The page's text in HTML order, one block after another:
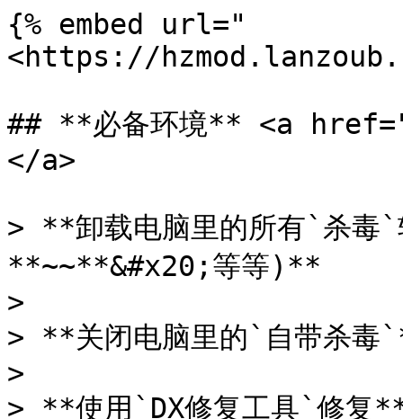
{% embed url="
<https://
## **必备环境** <a
</a>
> **卸载电脑里的所有`杀
**~~**&#x20;等等)**
>
> **关闭电脑里的`自带杀毒
>
> **使用`DX修复工具`修复